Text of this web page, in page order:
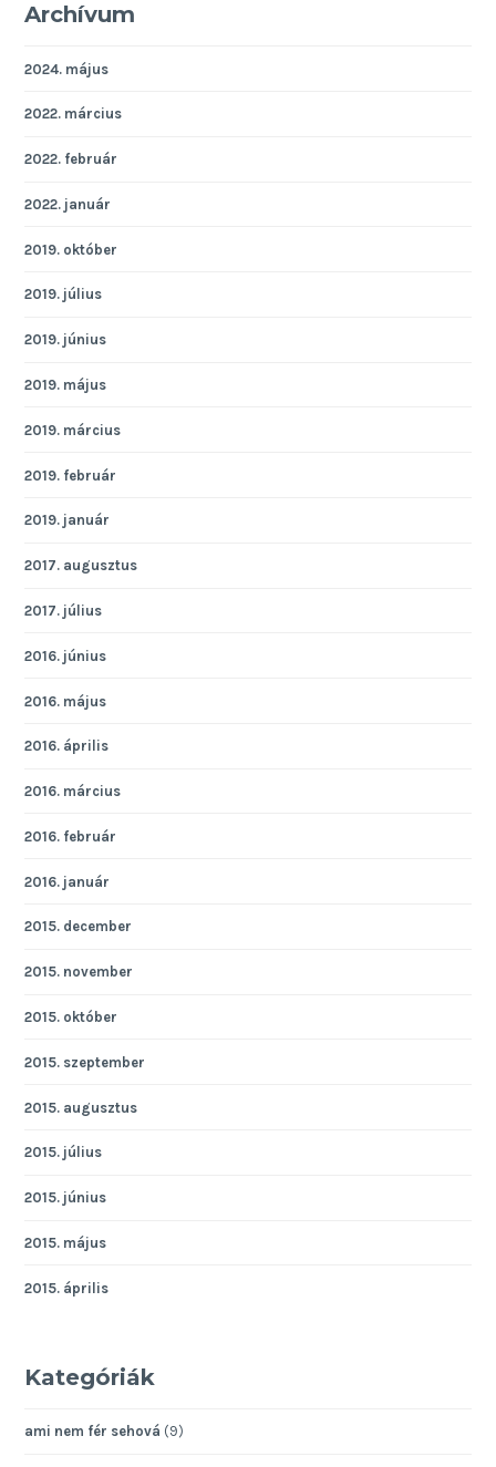
Archívum
2024. május
2022. március
2022. február
2022. január
2019. október
2019. július
2019. június
2019. május
2019. március
2019. február
2019. január
2017. augusztus
2017. július
2016. június
2016. május
2016. április
2016. március
2016. február
2016. január
2015. december
2015. november
2015. október
2015. szeptember
2015. augusztus
2015. július
2015. június
2015. május
2015. április
Kategóriák
ami nem fér sehová (9)